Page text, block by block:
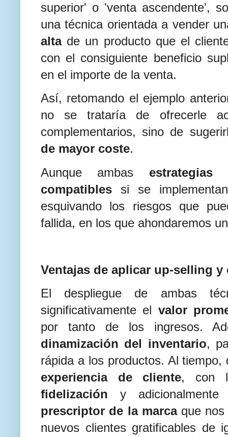
superior' o 'venta ascendente',
una técnica orientada a vender
alta de un producto que el
con el consiguiente beneficio
en el importe de la venta.
Así, retomando el ejemplo
no se trataría de ofrecerle
complementarios, sino de
de mayor coste.
Aunque ambas estrategias
compatibles si se
esquivando los riesgos que
fallida, en los que ahondaremos
Ventajas de aplicar up-selling
El despliegue de ambas
significativamente el valor
por tanto de los ingresos.
dinamización del inventario,
rápida a los productos. Al
experiencia de cliente, con
fidelizacióny
prescriptor de la marcaque nos
nuevos clientes gratificables de